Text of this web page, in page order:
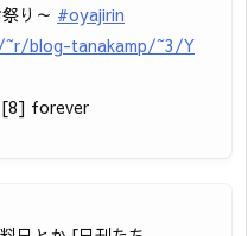
り～ #oyajirin
blog-tanakamp/~3/Y
[8] forever